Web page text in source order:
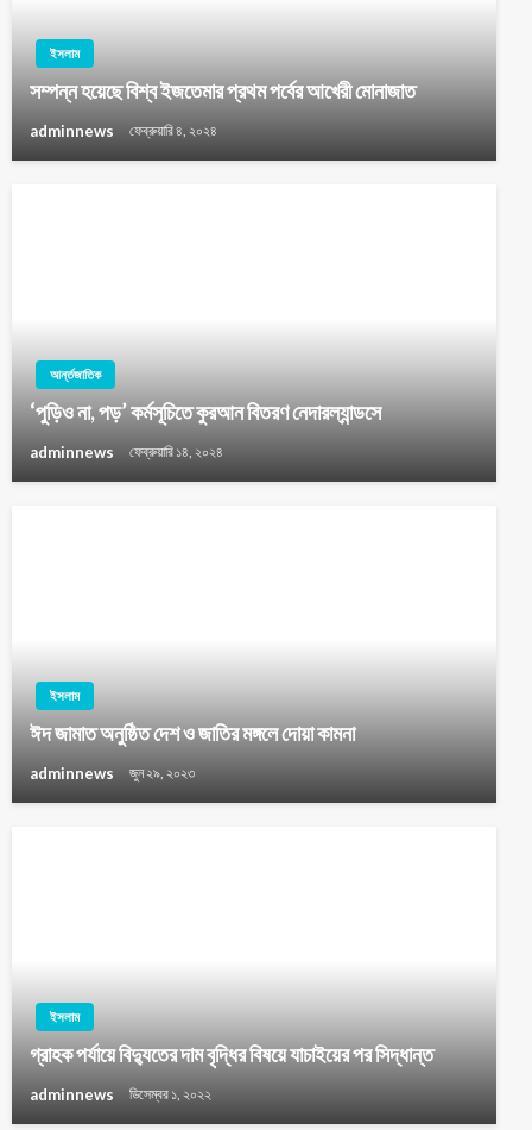
ইসলাম
সম্পন্ন হয়েছে বিশ্ব ইজতেমার প্রথম পর্বের আখেরী মোনাজাত
adminnews ফেব্রুয়ারি ৪, ২০২৪
আর্ন্তজাতিক
‘পুড়িও না, পড়’ কর্মসূচিতে কুরআন বিতরণ নেদারল্যান্ডসে
adminnews ফেব্রুয়ারি ১৪, ২০২৪
ইসলাম
ঈদ জামাত অনুষ্ঠিত দেশ ও জাতির মঙ্গলে দোয়া কামনা
adminnews জুন ২৯, ২০২৩
ইসলাম
গ্রাহক পর্যায়ে বিদ্যুতের দাম বৃদ্ধির বিষয়ে যাচাইয়ের পর সিদ্ধান্ত
adminnews ডিসেম্বর ১, ২০২২